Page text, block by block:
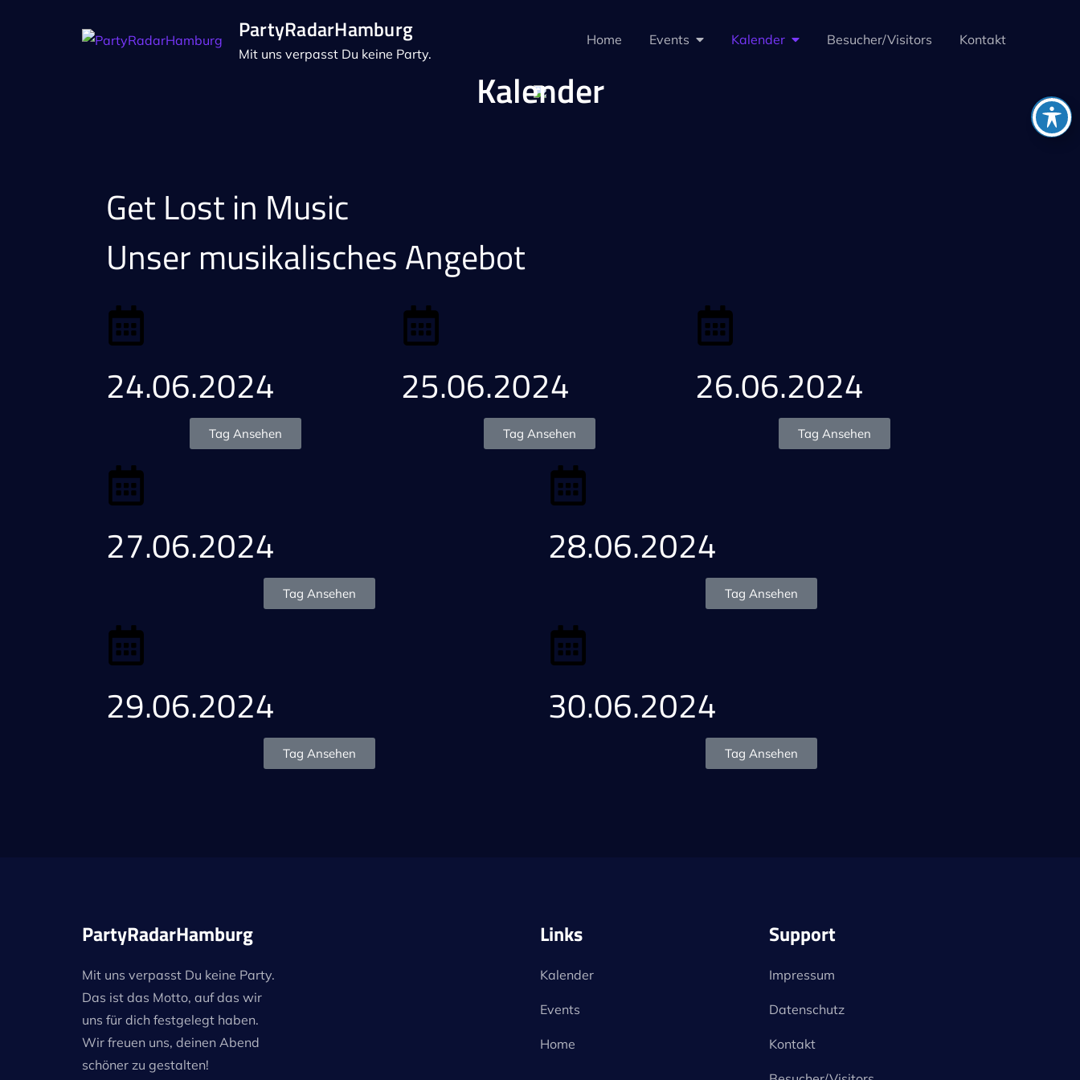
PartyRadarHamburg
Mit uns verpasst Du keine Party.
Home Events Kalender Besucher/Visitors Kontakt
Kalender
Get Lost in Music
Unser musikalisches Angebot
24.06.2024
Tag Ansehen
25.06.2024
Tag Ansehen
26.06.2024
Tag Ansehen
27.06.2024
Tag Ansehen
28.06.2024
Tag Ansehen
29.06.2024
Tag Ansehen
30.06.2024
Tag Ansehen
PartyRadarHamburg
Mit uns verpasst Du keine Party.
Das ist das Motto, auf das wir
uns für dich festgelegt haben.
Wir freuen uns, deinen Abend
schöner zu gestalten!
Links
Kalender
Events
Home
Support
Impressum
Datenschutz
Kontakt